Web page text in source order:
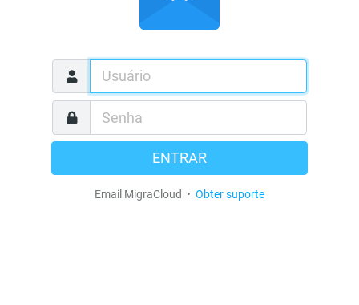
ENTRAR
Email MigraCloud • Obter suporte